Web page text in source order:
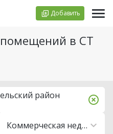
Добавить
в СТ
Коммерческая недвижимость
район